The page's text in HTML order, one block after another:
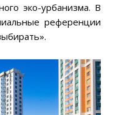
эко-урбанизма. В
референции